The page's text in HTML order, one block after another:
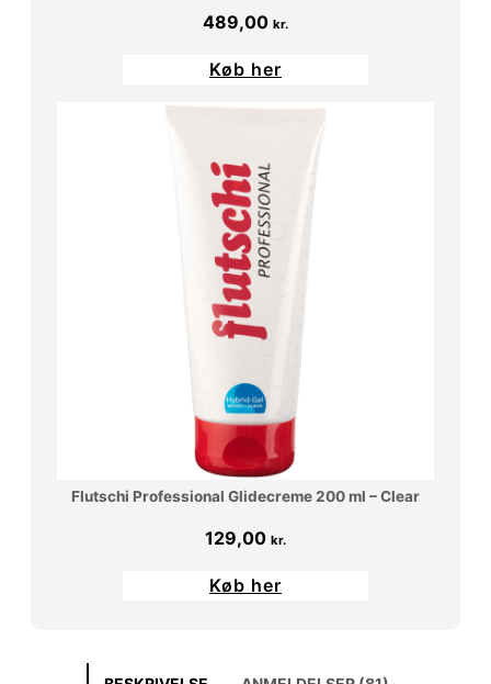
489,00 kr.
Køb her
Flutschi Professional Glidecreme 200 ml – Clear
129,00 kr.
Køb her